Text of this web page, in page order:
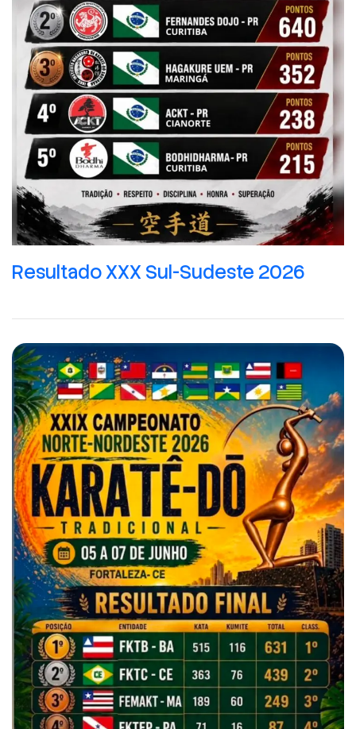
Resultado XXX Sul-Sudeste 2026